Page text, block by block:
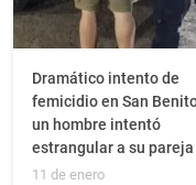
Dramático intento de
femicidio en San
un hombre intentó
estrangular a su pareja
11 de enero